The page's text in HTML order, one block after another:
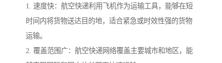
1. 速度快：航空快递利用飞机作为运输工具，能够在短
时间内将货物送达目的地，适合紧急或时效性强的货物
运输。
2. 覆盖范围广：航空快递网络覆盖主要城市和地区，能